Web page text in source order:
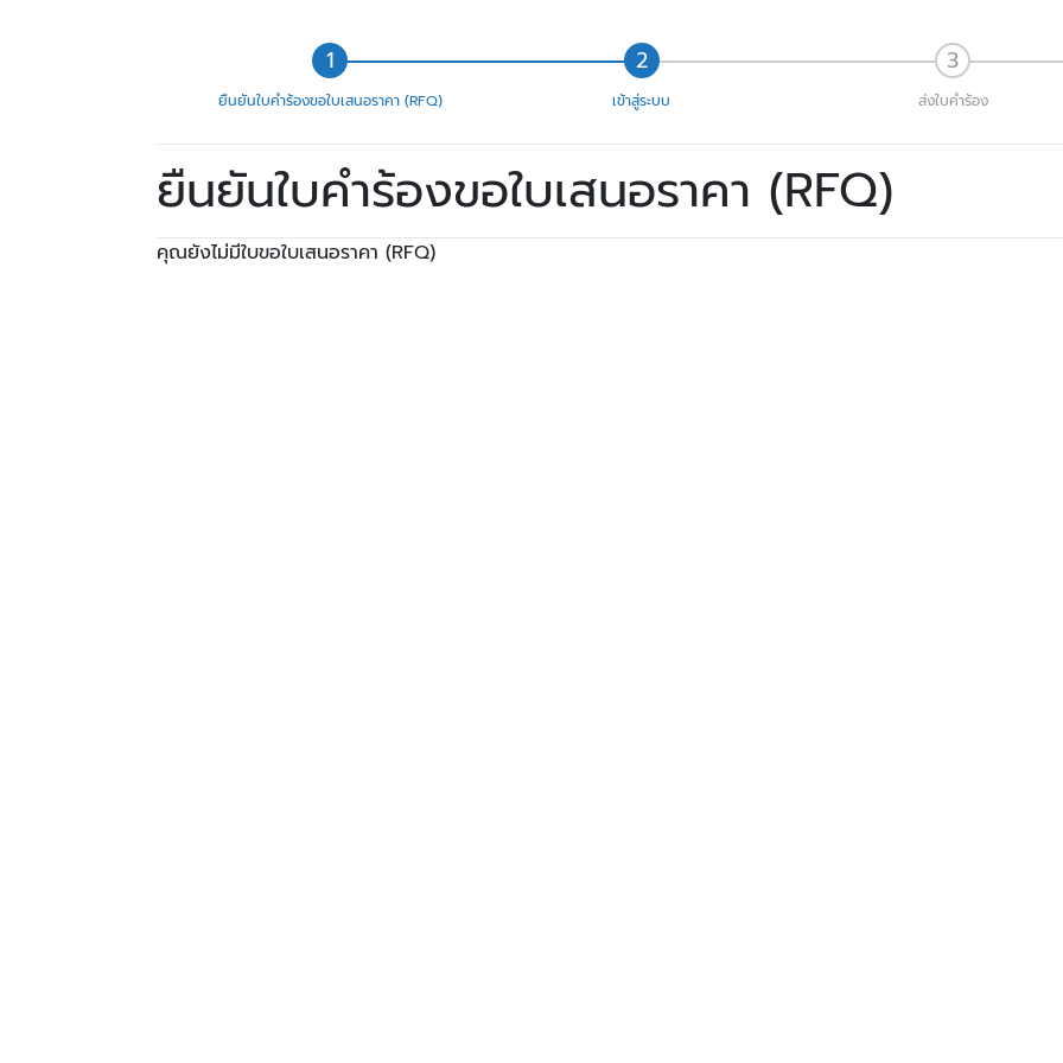
ยืนยันใบคำร้องขอใบเสนอราคา (RFQ) เข้าสู่ระบบ ส่งใบคำร้อง
ยืนยันใบคำร้องขอใบเสนอราคา (RFQ)
คุณยังไม่มีใบขอใบเสนอราคา (RFQ)